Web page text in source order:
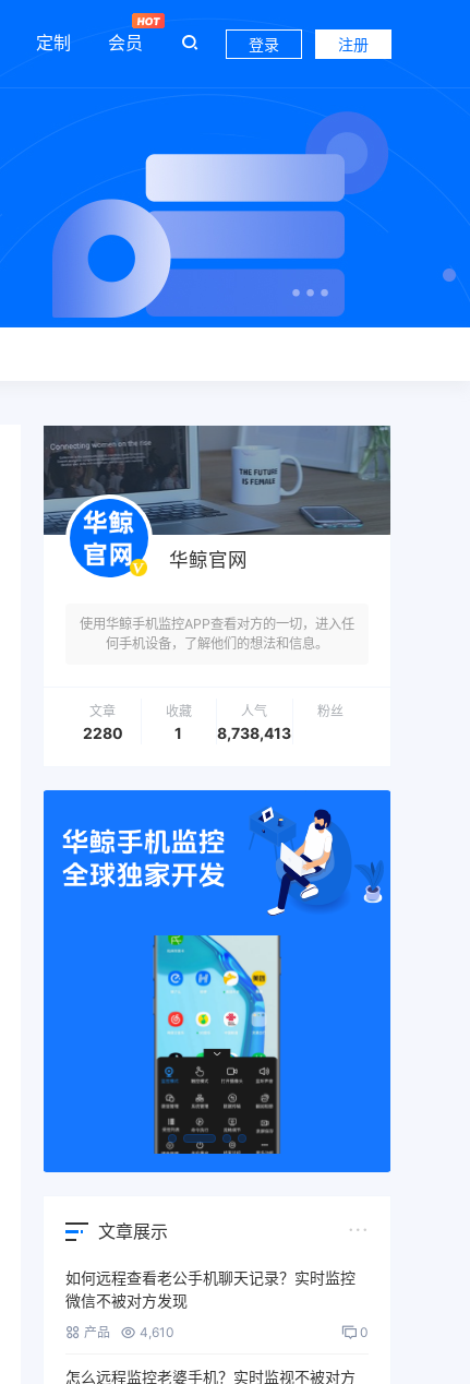
定制 会员 登录 注册
华鲸官网
使用华鲸手机监控APP查看对方的一切，进入任
何手机设备，了解他们的想法和信息。
文章
2280
收藏
1
人气
8,738,413
粉丝
文章展示
如何远程查看老公手机聊天记录？实时监控
微信不被对方发现
产品 4,610 0
怎么远程监控老婆手机？实时监视不被对方